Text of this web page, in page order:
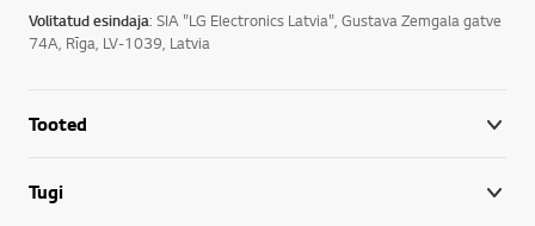
Volitatud esindaja: SIA "LG Electronics Latvia", Gustava Zemgala gatve
74A, Rīga, LV-1039, Latvia
Tooted
Tugi